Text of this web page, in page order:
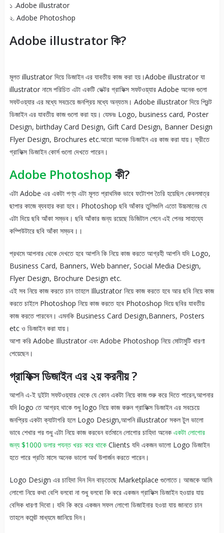
১ .Adobe illustrator
২. Adobe Photoshop
Adobe illustrator কি?
মূলত illustrator দিয়ে ডিজাইন এর যাবতীয় কাজ করা হয়।Adobe illustrator যা
illustrator নামে পরিচিত এটা একটি ভেক্টর গ্রাফিক্স সফটওয়্যার Adobe অনেক গুলো
সফটওয়্যার এর মধ্যে সবচেয়ে জনপ্রিয় মধ্যে অন্যতম। Adobe illustrator দিয়ে প্রিন্ট
ডিজাইন এর যাবতীয় কাজ গুলো করা হয়। যেমনঃ Logo, business card, Poster
Design, birthday Card Design, Gift Card Design, Banner Design
Flyer Design, Brochures etc.আরো অনেক ডিজাইন এর কাজ করা যায়। ফ্রীতে
গ্রাফিক্স ডিজাইন কোর্স গুলো দেখতে পারেন।
Adobe Photoshop কী?
এটা Adobe এর একটা পণ্য এটা মূলত প্রাথমিক ভাবে ফটোশপ তৈরি হয়েছিল কেবলমাত্র
ছাপার কাজে ব্যবহার করা হবে। Photoshop ছবি আঁকার তুলিগুলি এতো উচ্চমানের যে
এটা দিয়ে ছবি আঁকা সম্ভব। ছবি আঁকার জন্য রয়েছে ডিজিটাল পেনে এই পেনর সাহায্যে
কম্পিউটারে ছবি আঁকা সম্ভব।।
প্রথমে আপনার থেকে দেখতে হবে আপনি কি নিয়ে কাজ করতে আগ্রহী আপনি যদি Logo,
Business Card, Banners, Web banner, Social Media Design,
Flyer Design, Brochure Design etc.
এই সব নিয়ে কাজ করতে চান তাহলে Illustrator নিয়ে কাজ করতে হবে আর ছবি নিয়ে কাজ
করতে চাইলে Photoshop নিয়ে কাজ করতে হবে Photoshop দিয়ে ছবির যাবতীয়
কাজ করতে পারবেন। এমনকি Business Card Design,Banners, Posters
etc ও ডিজাইন করা যায়।
আশা করি Adobe Illustrator এবং Adobe Photoshop নিয়ে মোটামুটি ধারণা
পেয়েছেন।
গ্রাফিক্স ডিজাইন এর ২য় করনীয় ?
আপনি এ-ই দুইটা সফটওয়্যার থেকে যে কোন একটা নিয়ে কাজ শুরু করে দিতে পারেন,আপনার
যদি logo তে আগ্রহ থাকে শুধু logo নিয়ে কাজ করুন গ্রাফিক্স ডিজাইন এর সবচেয়ে
জনপ্রিয় একটা ক্যাটাগরি হলে Logo Design,আপনি illustrator সকল টুল ভালো
ভাবে শেখার পর শুধু এটা নিয়ে কাজ করবেন বর্তমানে লোগোর চাহিদা অনেক একটা লোগোর
জন্য $1000 ডলার পযন্ত খরচ করে থাকেClients যদি একজন ভালো Logo ডিজাইন
হতে পারে প্রতি মাসে অনেক ভালো অর্থ উপার্জন করতে পারেন।
Logo Design এর চাহিদা দিন দিন বাড়তেছে Marketplace গুলোতে। আজকে আমি
লোগো নিয়ে কথা বেশি বলবো না শুধু বলবো কি করে একজন গ্রাফিক্স ডিজাইন হওয়ার যায়
বেসিক ধারণা দিবো। যদি কি করে একজন সফল লোগো ডিজাইনার হওয়া যায় জানতে চান
তাহলে কমেন্ট মাধ্যমে জানিয়ে দিন।